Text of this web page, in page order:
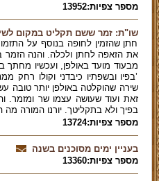
מספר צפיות:13952
שו"ת: זמר ששם תקליט במקום
חתן שהזמין לחופה בנוסף על
את הזאפה לחתן ולכלה. והנה הזמר
מבעוד מועד באולפן, ועכשיו מחתך
’בפיו ובשפתיו כיבדני וקולו רחק
שירה שהוקלטה באולפן יותר טובה
זאת ועוד שעושה עצמו שר ומזמר.
בפיך ולא בתקליטך. יורנו המורה מה
מספר צפיות:13724
בעניין ימים מסוכנים בשנה
מספר צפיות:13360